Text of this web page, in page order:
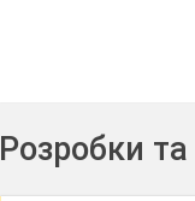
Розробки та